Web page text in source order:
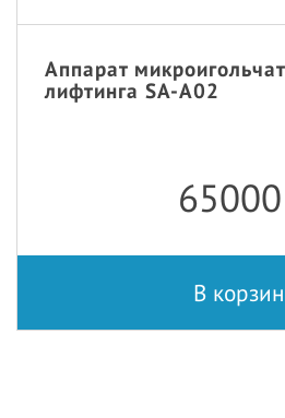
Аппарат
лифтинга SA-A02
65000
В